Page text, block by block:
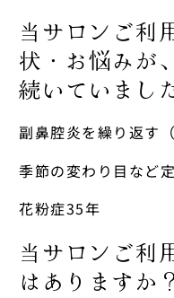
当サロンご利
状・お悩みが
続いていまし
副鼻腔炎を繰り返す
季節の変わり目など
花粉症35年
当サロンご利
はありますか？